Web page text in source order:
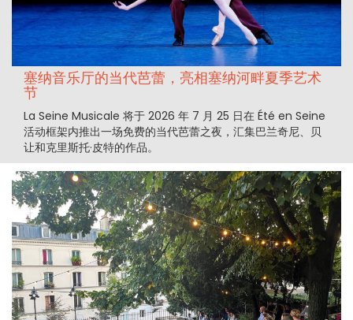
塞纳音乐厅的当代芭蕾，亮相塞纳河畔夏季艺术
节
La Seine Musicale 将于 2026 年 7 月 25 日在 Été en Seine
活动框架内推出一场免费的当代芭蕾之夜，汇集巴兰奇尼、贝
让和克里斯托·皮特的作品。